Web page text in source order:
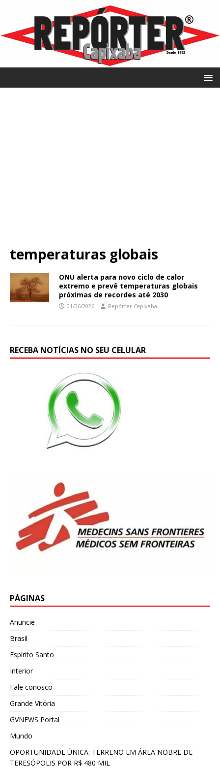
temperaturas globais
ONU alerta para novo ciclo de calor
extremo e prevê temperaturas globais
próximas de recordes até 2030
01/06/2026 Repórter Capixaba
RECEBA NOTÍCIAS NO SEU CELULAR
PÁGINAS
Anuncie
Brasil
Espírito Santo
Interior
Fale conosco
Grande Vitória
GVNEWS Portal
Mundo
OPORTUNIDADE ÚNICA: TERRENO EM ÁREA NOBRE DE
TERESÓPOLIS POR R$ 480 MIL